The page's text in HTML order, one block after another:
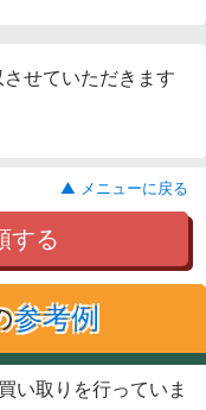
せていただきます
▲ メニューに戻る
する
参考例
い取りを行っていま